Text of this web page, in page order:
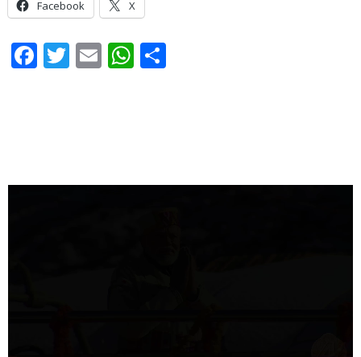
Facebook X
Facebook
Twitter
EmailWhatsApp